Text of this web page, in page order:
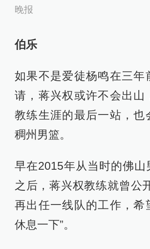
晚报
伯乐
如果不是爱徒杨鸣在三年
请，蒋兴权或许不会出山
教练生涯的最后一站，也
稠州男篮。
早在2015年从当时的佛山
之后，蒋兴权教练就曾公
再出任一线队的工作，希
休息一下”。